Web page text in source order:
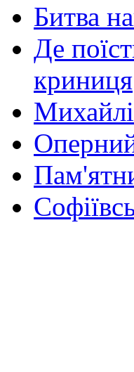
Битва
Де
криниця